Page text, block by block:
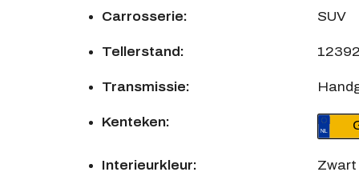
Carrosserie: SUV
Tellerstand:
Transmissie:
Kenteken:
Interieurkleur: Zwart